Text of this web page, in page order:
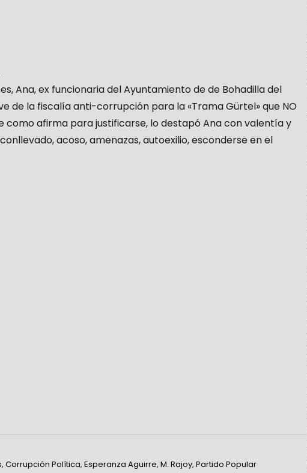
Ana, ex funcionaria del Ayuntamiento de de Bohadilla del
de la fiscalía anti-corrupción para la «Trama Gürtel» que NO
como afirma para justificarse, lo destapó Ana con valentía y
acoso, amenazas, autoexilio, esconderse en el
, Corrupción Política, Esperanza Aguirre, M. Rajoy, Partido Popular